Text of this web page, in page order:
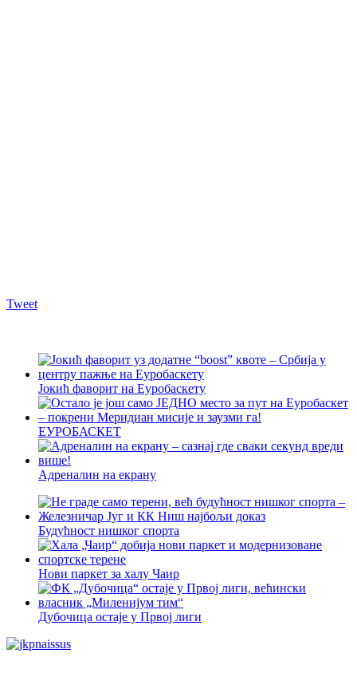
Tweet
Јокић фаворит на Еуробаскету
ЕУРОБАСКЕТ
Адреналин на екрану
Будућност нишког спорта
Нови паркет за халу Чаир
Дубочица остаје у Првој лиги